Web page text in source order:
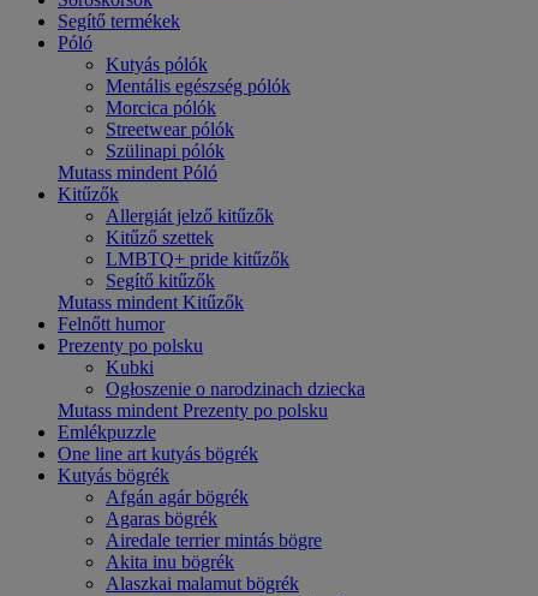
Segítő termékek
Póló
Kutyás pólók
Mentális egészség pólók
Morcica pólók
Streetwear pólók
Szülinapi pólók
Mutass mindent Póló
Kitűzők
Allergiát jelző kitűzők
Kitűző szettek
LMBTQ+ pride kitűzők
Segítő kitűzők
Mutass mindent Kitűzők
Felnőtt humor
Prezenty po polsku
Kubki
Ogłoszenie o narodzinach dziecka
Mutass mindent Prezenty po polsku
Emlékpuzzle
One line art kutyás bögrék
Kutyás bögrék
Afgán agár bögrék
Agaras bögrék
Airedale terrier mintás bögre
Akita inu bögrék
Alaszkai malamut bögrék